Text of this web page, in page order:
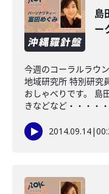
島
ー
今週のコーラルラウ
地域研究所 特別研究
おしゃべりです。 島
きなどなど・・・・
2014.09.14|